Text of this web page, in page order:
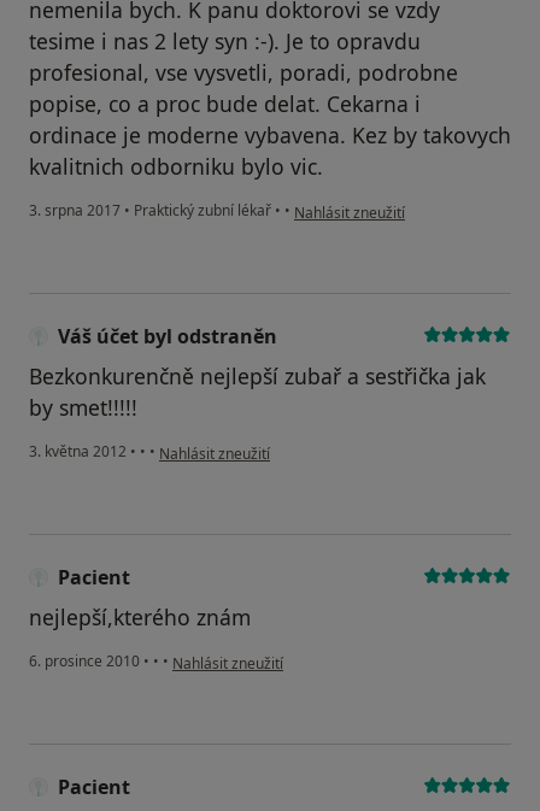
nemenila bych. K panu doktorovi se vzdy
tesime i nas 2 lety syn :-). Je to opravdu
profesional, vse vysvetli, poradi, podrobne
popise, co a proc bude delat. Cekarna i
ordinace je moderne vybavena. Kez by takovych
kvalitnich odborniku bylo vic.
3. srpna 2017 • Praktický zubní lékař • • podle názoru uživatele Váš účet byl
Nahlásit zneužití
Váš účet byl odstraněn
Bezkonkurenčně nejlepší zubař a sestřička jak
by smet!!!!!
3. května 2012 • • • podle názoru uživatele Váš účet byl odstraněn
Nahlásit zneužití
Pacient
nejlepší,kterého znám
6. prosince 2010 • • • podle názoru uživatele Pacient
Nahlásit zneužití
Pacient